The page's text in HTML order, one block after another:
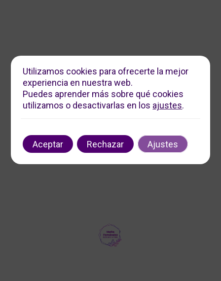
Servicios Digitales Maite
Ofrecemos soluciones digitales personalizadas para
impulsar tu negocio. Contáctanos para optimizar tu
Contacto
Utilizamos cookies para ofrecerte la mejor
experiencia en nuestra web.
Puedes aprender más sobre qué cookies
utilizamos o desactivarlas en los ajustes.
Aceptar Rechazar Ajustes